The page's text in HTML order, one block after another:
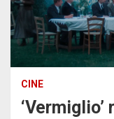
CINE